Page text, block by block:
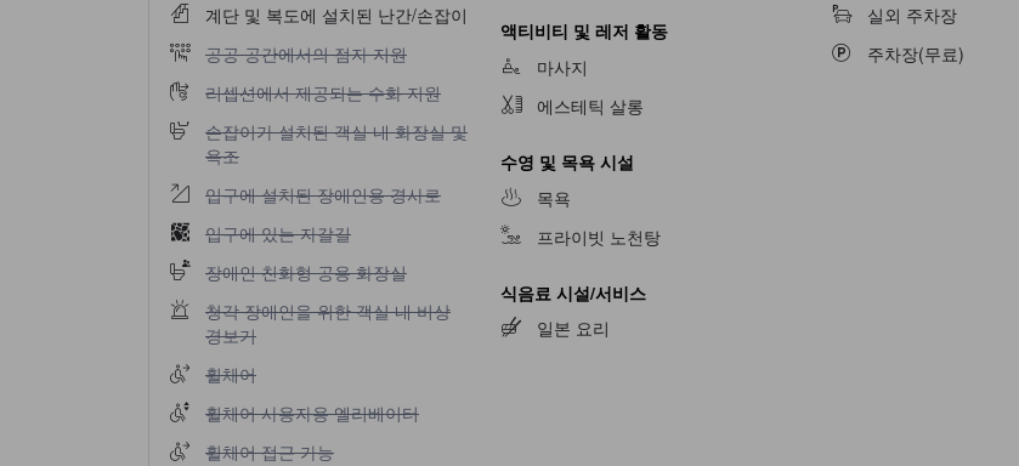
계단 및 복도에 설치된 난간/손잡이
공공 공간에서의 점자 지원 이용 불가
공공 공간에서의 점자 지원
리셉션에서 제공되는 수화 지원 이용 불가
리셉션에서 제공되는 수화 지원
손잡이가 설치된 객실 내 화장실 및 욕조 이용 불가
손잡이가 설치된 객실 내 화장실 및
욕조
입구에 설치된 장애인용 경사로 이용 불가
입구에 설치된 장애인용 경사로
입구에 있는 자갈길 이용 불가
입구에 있는 자갈길
장애인 친화형 공용 화장실 이용 불가
장애인 친화형 공용 화장실
청각 장애인을 위한 객실 내 비상 경보기 이용 불가
청각 장애인을 위한 객실 내 비상
경보기
휠체어 이용 불가
휠체어
휠체어 사용자용 엘리베이터 이용 불가
휠체어 사용자용 엘리베이터
휠체어 접근 가능 이용 불가
휠체어 접근 가능
액티비티 및 레저 활동
마사지
에스테틱 살롱
수영 및 목욕 시설
목욕
프라이빗 노천탕
식음료 시설/서비스
일본 요리
실외 주차장
주차장(무료)